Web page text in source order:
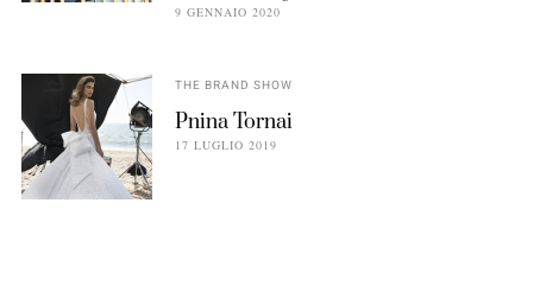
9 GENNAIO 2020
THE BRAND SHOW
Pnina Tornai
17 LUGLIO 2019